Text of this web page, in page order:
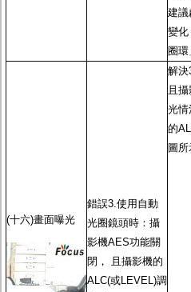
建議
變化
圈環
(十六)畫面曝光
錯誤3.使用 自動
光圈鏡頭時：攝
影機AES功能關
閉， 且攝影機的
ALC(或LEVEL)調
解決
且
光情
的
圖